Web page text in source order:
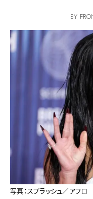
BY
写真：スプラッシュ／アフロ